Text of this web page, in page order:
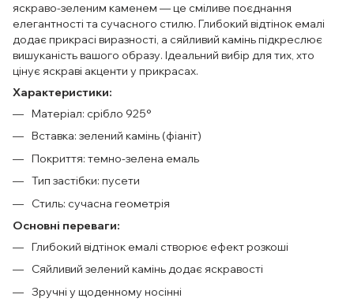
яскраво-зеленим каменем — це сміливе поєднання
елегантності та сучасного стилю. Глибокий відтінок емалі
додає прикрасі виразності, а сяйливий камінь підкреслює
вишуканість вашого образу. Ідеальний вибір для тих, хто
цінує яскраві акценти у прикрасах.
Характеристики:
Матеріал: срібло 925°
Вставка: зелений камінь (фіаніт)
Покриття: темно-зелена емаль
Тип застібки: пусети
Стиль: сучасна геометрія
Основні переваги:
Глибокий відтінок емалі створює ефект розкоші
Сяйливий зелений камінь додає яскравості
Зручні у щоденному носінні